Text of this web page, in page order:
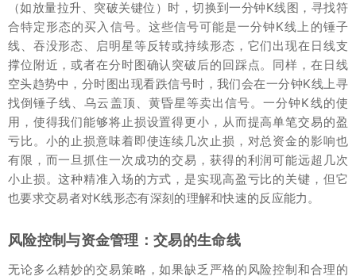
（如放量拉升、突破关键位）时，切换到一分钟K线图，寻找符
合特定形态的买入信号。这些信号可能是一分钟K线上的锤子
线、吞没形态、启明星等反转或持续形态，它们出现在日线支
撑位附近，或者在分时图确认突破后的回踩点。同样，在日线
空头趋势中，分时图出现看跌信号时，我们会在一分钟K线上寻
找倒锤子线、乌云盖顶、黄昏星等卖出信号。一分钟K线的使
用，使得我们能够将止损设置得更小，从而提高单笔交易的盈
亏比。小的止损意味着即使连续几次止损，对总资金的影响也
有限，而一旦抓住一次成功的交易，获得的利润可能远超几次
小止损。这种精准入场的方式，是实现高盈亏比的关键，但它
也要求交易者对K线形态有深刻的理解和快速的反应能力。
风险控制与资金管理：交易的生命线
无论多么精妙的交易策略，如果缺乏严格的风险控制和合理的